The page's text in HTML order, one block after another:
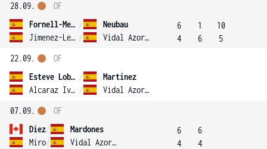
28.09.
Fornell-Mestres /
Neubau
Jimenez-Letrado / Vidal Azorin
OF
6
4
1
6
10
5
22.09.
Esteve Lobato /
Martinez
Alcaraz Ivorra / Vidal Azorin
OF
07.09.
Diez/
Mardones
Miro/ Vidal Azorin
OF
6
4
6
4